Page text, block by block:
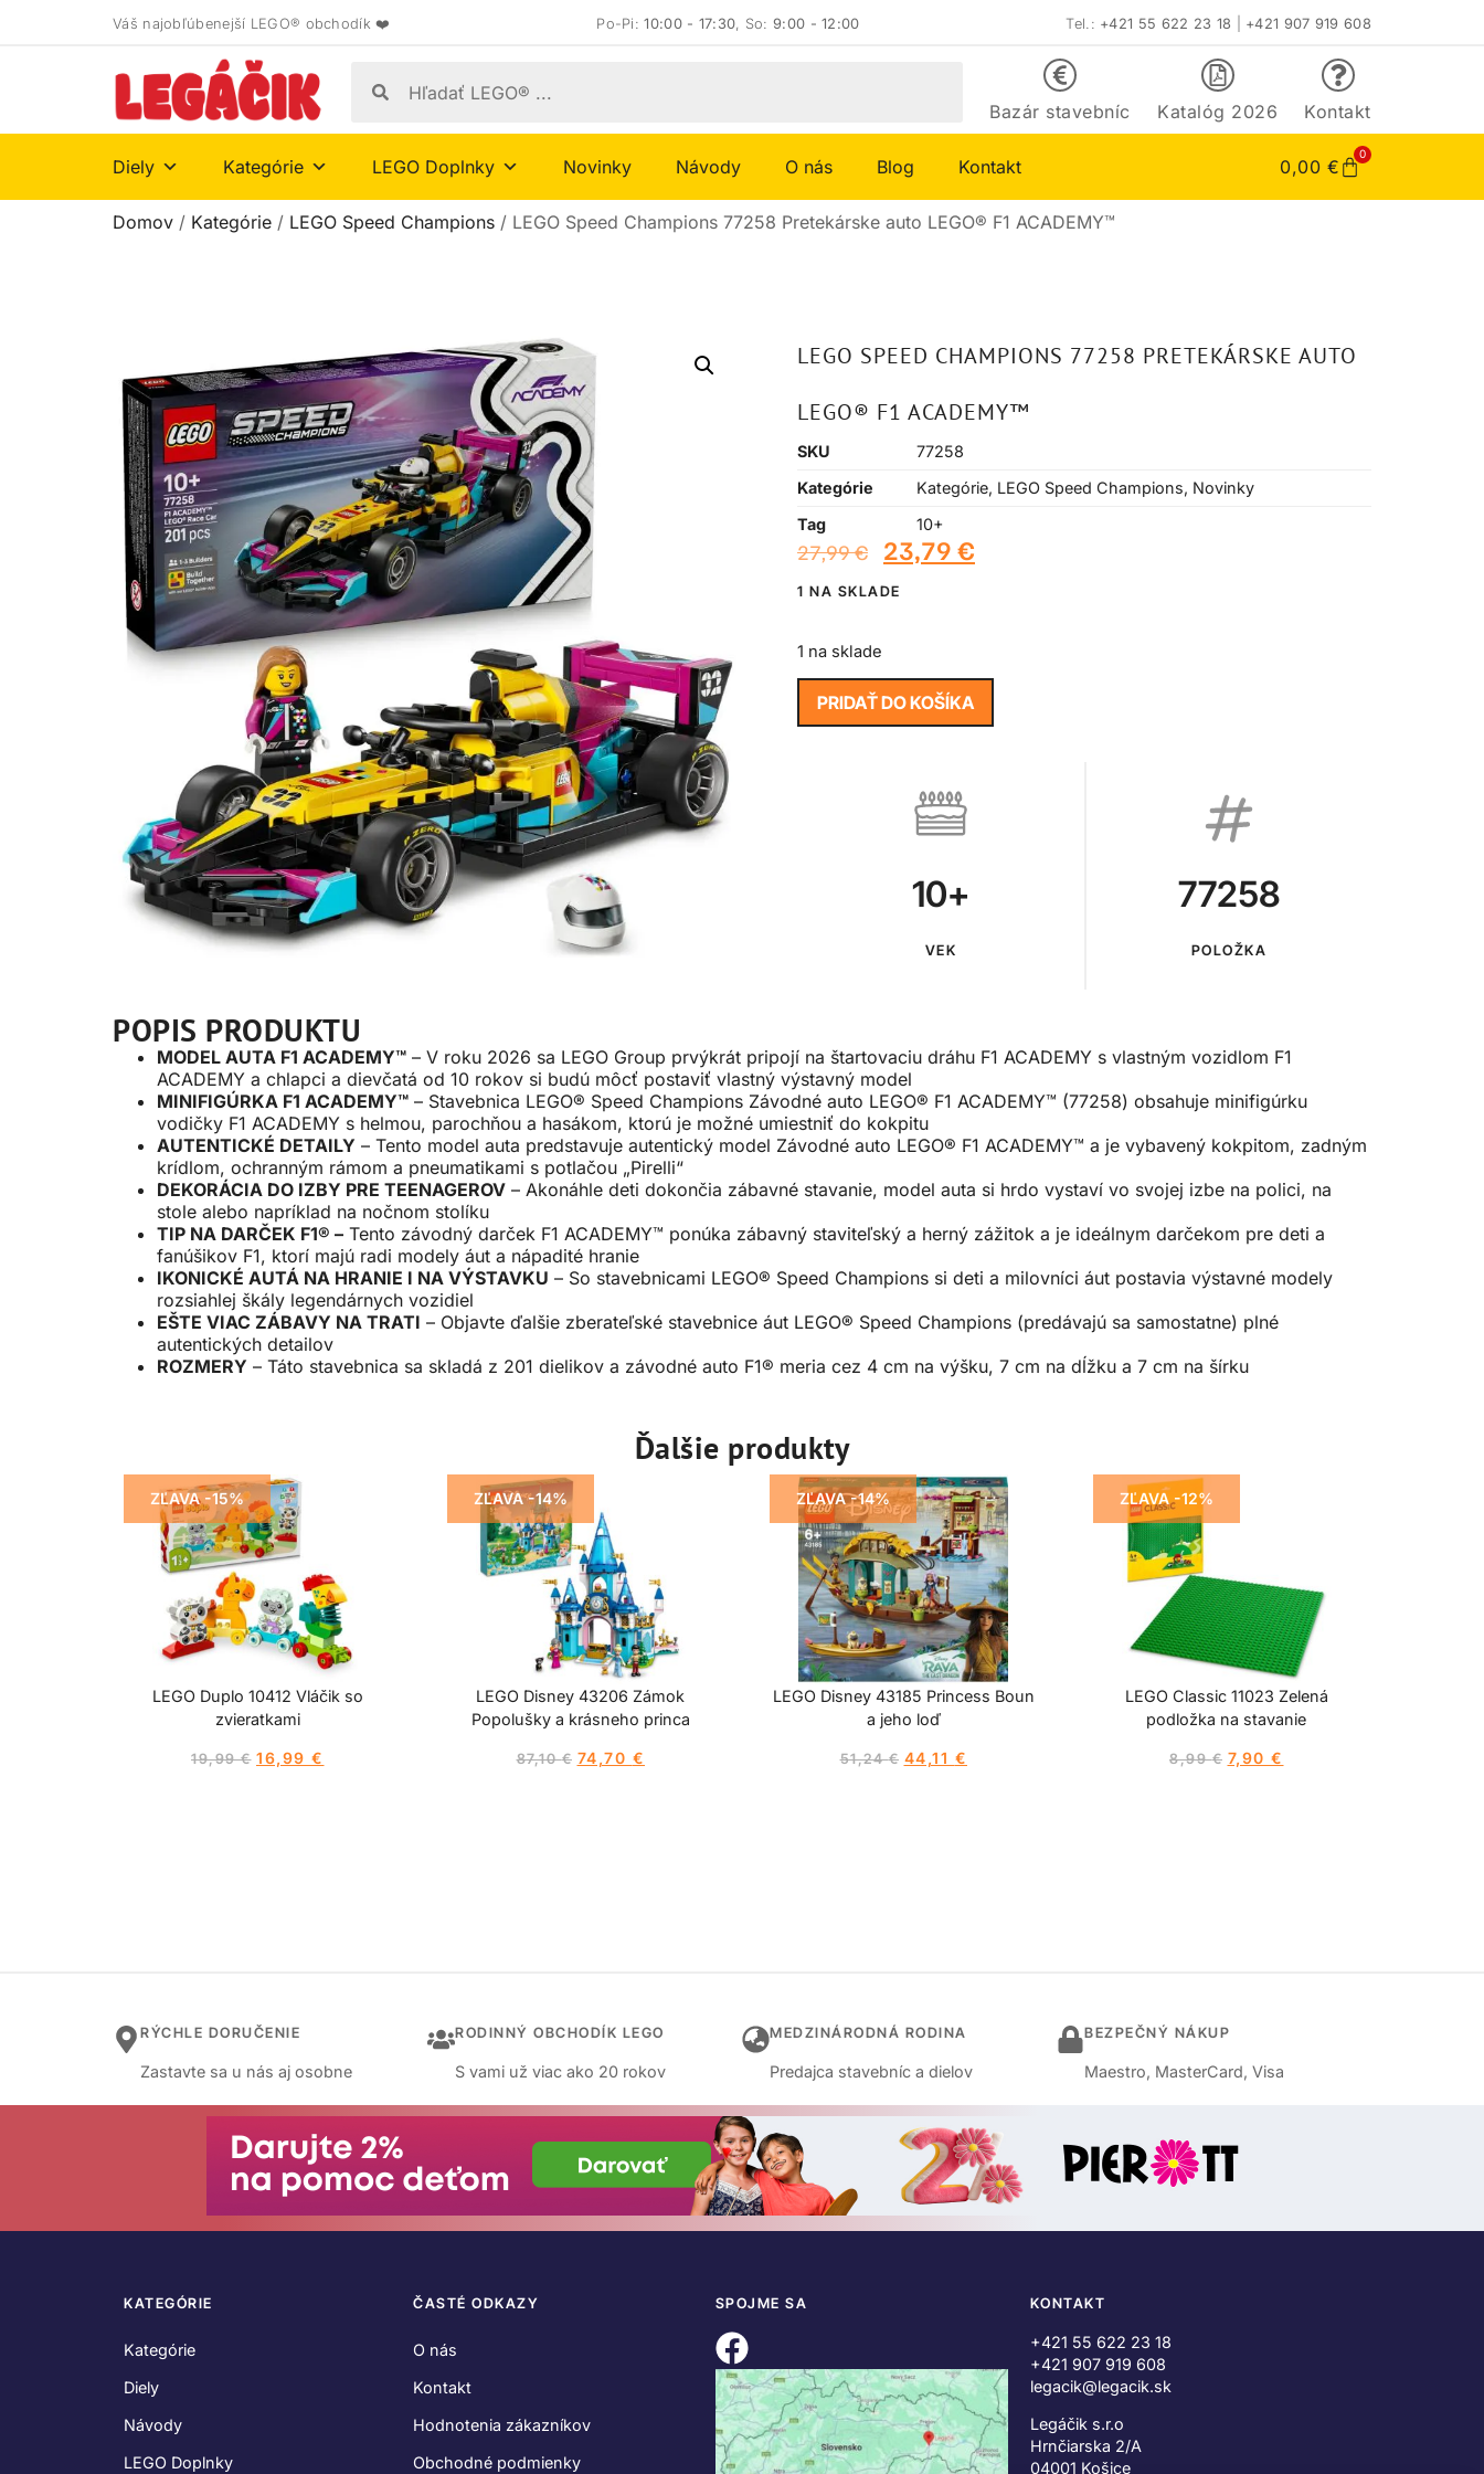
Váš najobľúbenejší LEGO® obchodík ❤️ Po-Pi:10:00 - 17:30, So:9:00 - 12:00 Tel.: +421 55 622 23 18 +421 907 919 608
Bazár stavebníc Katalóg 2026 Kontakt
Diely Kategórie LEGO Doplnky Novinky Návody O nás Blog Kontakt 0,00 €
0
Domov / Kategórie / LEGO Speed Champions / LEGO Speed Champions 77258 Pretekárske auto LEGO® F1 ACADEMY™
LEGO SPEED CHAMPIONS 77258 PRETEKÁRSKE AUTO
LEGO® F1 ACADEMY™
SKU
77258
Kategórie
Kategórie, LEGO Speed Champions, Novinky
Tag
10+
27,99€ 23,79 €
1 NA SKLADE
1 na sklade
PRIDAŤ DO KOŠÍKA
10+
VEK
77258
POLOŽKA
POPIS PRODUKTU
MODEL AUTA F1 ACADEMY™ – V roku 2026 sa LEGO Group prvýkrát pripojí na štartovaciu dráhu F1 ACADEMY s vlastným vozidlom F1
ACADEMY a chlapci a dievčatá od 10 rokov si budú môcť postaviť vlastný výstavný model
MINIFIGÚRKA F1 ACADEMY™ – Stavebnica LEGO® Speed Champions Závodné auto LEGO® F1 ACADEMY™ (77258) obsahuje minifigúrku
vodičky F1 ACADEMY s helmou, parochňou a hasákom, ktorú je možné umiestniť do kokpitu
AUTENTICKÉ DETAILY – Tento model auta predstavuje autentický model Závodné auto LEGO® F1 ACADEMY™ a je vybavený kokpitom, zadným
krídlom, ochranným rámom a pneumatikami s potlačou „Pirelli“
DEKORÁCIA DO IZBY PRE TEENAGEROV – Akonáhle deti dokončia zábavné stavanie, model auta si hrdo vystaví vo svojej izbe na polici, na
stole alebo napríklad na nočnom stolíku
TIP NA DARČEK F1® – Tento závodný darček F1 ACADEMY™ ponúka zábavný staviteľský a herný zážitok a je ideálnym darčekom pre deti a
fanúšikov F1, ktorí majú radi modely áut a nápadité hranie
IKONICKÉ AUTÁ NA HRANIE I NA VÝSTAVKU – So stavebnicami LEGO® Speed Champions si deti a milovníci áut postavia výstavné modely
rozsiahlej škály legendárnych vozidiel
EŠTE VIAC ZÁBAVY NA TRATI – Objavte ďalšie zberateľské stavebnice áut LEGO® Speed Champions (predávajú sa samostatne) plné
autentických detailov
ROZMERY – Táto stavebnica sa skladá z 201 dielikov a závodné auto F1® meria cez 4 cm na výšku, 7 cm na dĺžku a 7 cm na šírku
Ďalšie produkty
ZĽAVA -15%
LEGO Duplo 10412 Vláčik so
zvieratkami
19,99€ 16,99 €
ZĽAVA -14%
LEGO Disney 43206 Zámok
Popolušky a krásneho princa
87,10€ 74,70 €
ZĽAVA -14%
LEGO Disney 43185 Princess Boun
a jeho loď
51,24€ 44,11 €
ZĽAVA -12%
LEGO Classic 11023 Zelená
podložka na stavanie
8,99€ 7,90 €
RÝCHLE DORUČENIE
Zastavte sa u nás aj osobne
RODINNÝ OBCHODÍK LEGO
S vami už viac ako 20 rokov
MEDZINÁRODNÁ RODINA
Predajca stavebníc a dielov
BEZPEČNÝ NÁKUP
Maestro, MasterCard, Visa
KATEGÓRIE
Kategórie
Diely
Návody
LEGO Doplnky
ČASTÉ ODKAZY
O nás
Kontakt
Hodnotenia zákazníkov
Obchodné podmienky
SPOJME SA KONTAKT
+421 55 622 23 18
+421 907 919 608
legacik@legacik.sk
Legáčik s.r.o
Hrnčiarska 2/A
04001 Košice